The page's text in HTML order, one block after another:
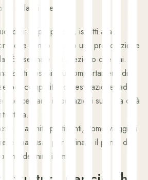
la lasci libera.
dati: ospiti passati, iscritti alla
che hanno iniziato una prenotazione
È il segnale più prezioso che hai.
costruiti su comportamenti di
per competitor o destinazione, ad
che cercano informazioni sulla tua città
e di affinità pertinenti, come viaggi di
e spa, usati per affinare il punto di
che definire il limite.